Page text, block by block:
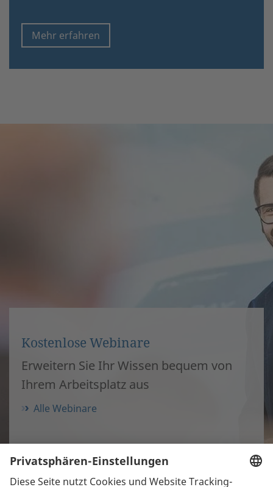
Mehr erfahren
Kostenlose Webinare
Erweitern Sie Ihr Wissen bequem von
Ihrem Arbeitsplatz aus
Alle Webinare